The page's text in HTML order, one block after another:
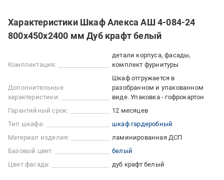
Характеристики Шкаф Алекса АШ 4-084-24
800х450х2400 мм Дуб крафт белый
Комплектация:
детали корпуса, фасады,
комплект фурнитуры
Дополнительные
характеристики:
Шкаф отгружается в
разобранном и упакованном
виде. Упаковка - гофрокартон
Гарантийный срок:
12 месяцев
Тип шкафа:
шкаф гардеробный
Материал изделия:
ламинированная ДСП
Базовый цвет:
белый
Цвет фасада:
дуб крафт белый